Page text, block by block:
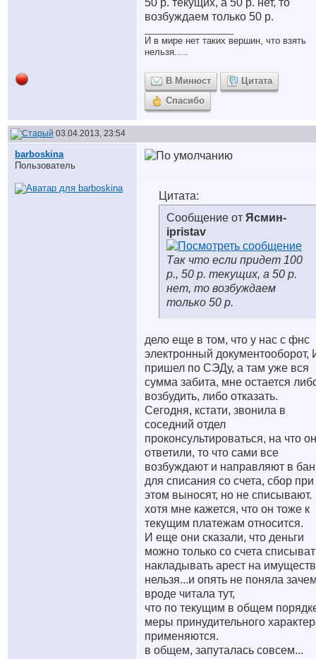
50 р. текущих, а 50 р. нет, то
возбуждаем только 50 р.
И в мире нет таких вершин, что взять
нельзя.....
В Минюст
Цитата
Спасибо
03.04.2013, 23:54
barboskina
Пользователь
Цитата:
Сообщение от Ясмин-
ipristav
Так что если придет 100
р., 50 р. текущих, а 50 р.
нет, то возбуждаем
только 50 р.
дело еще в том, что у нас с фнс
электронный документооборот,
пришел по СЭДу, а там уже вся
сумма забита, мне остается
возбудить, либо отказать.
Сегодня, кстати, звонила в
соседний отдел
проконсультироваться, на что
ответили, то что сами все
возбуждают и направляют в
для списания со счета, сбор при
этом выносят, но не списывают.
хотя мне кажется, что он тоже к
текущим платежам относится.
И еще они сказали, что деньги
можно только со счета
накладывать арест на
нельзя...и опять не поняла
вроде читала тут,
что по текущим в общем
меры принудительного
применяются.
в общем, запуталась совсем...